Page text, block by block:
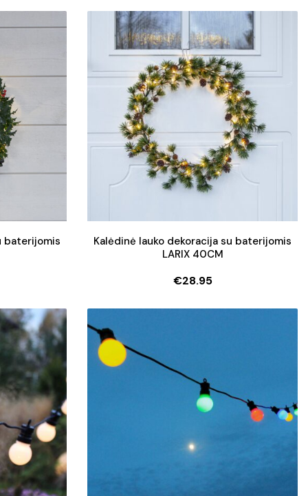
price
was:
€38.90.
price
is:
€34.90.
baterijomis
Kalėdinė lauko dekoracija su baterijomis
LARIX 40CM
€28.95